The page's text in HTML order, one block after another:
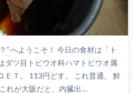
” へようこそ！ 今日の食材は「ト
ダツ目トビウオ科ハマトビウオ属
ＥＴ。 113円どす。 これ普通。 鮮
れが大阪だと、内臓出…